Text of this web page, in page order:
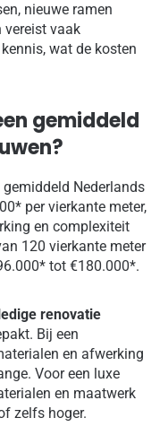
nieuwe ramen
vereist vaak
wat de kosten
gemiddeld
Nederlands
per vierkante meter,
en complexiteit
120 vierkante meter
tot €180.000*.
renovatie
Bij een
en afwerking
Voor een luxe
en maatwerk
zelfs hoger.